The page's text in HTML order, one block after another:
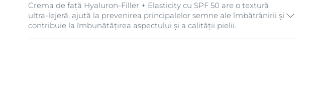
Crema de față Hyaluron-Filler + Elasticity cu SPF 50 are o textură
ultra-lejeră, ajută la prevenirea principalelor semne ale îmbătrânirii și
contribuie la îmbunătățirea aspectului și a calității pielii.